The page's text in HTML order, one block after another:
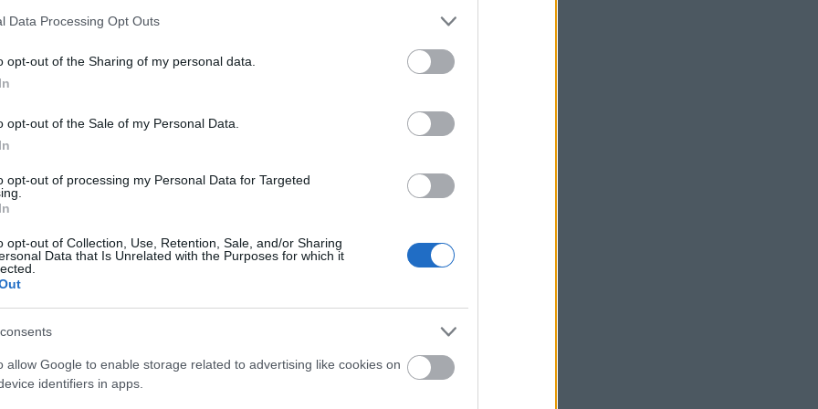
Data Processing Opt Outs
opt-out of the Sharing of my personal data.
opt-out of the Sale of my Personal Data.
opt-out of processing my Personal Data for Targeted
opt-out of Collection, Use, Retention, Sale, and/or Sharing
Data that Is Unrelated with the Purposes for which it
allow Google to enable storage related to advertising like cookies on
identifiers in apps.
(zene: Jule Styne)
Anyone Can Whistle
1973 - A Little Night Music
1979-Sweeney Todd
Merrily We Roll Along
1984 -Sunday In The Park With George